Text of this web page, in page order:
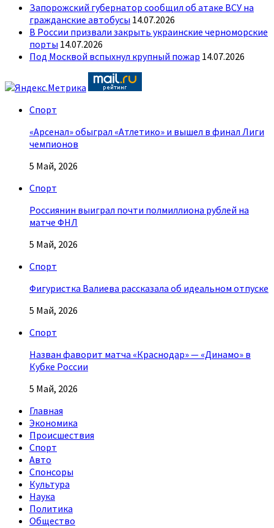
Запорожский губернатор сообщил об атаке ВСУ на
гражданские автобусы 14.07.2026
В России призвали закрыть украинские черноморские
порты 14.07.2026
Под Москвой вспыхнул крупный пожар 14.07.2026
Спорт
«Арсенал» обыграл «Атлетико» и вышел в финал Лиги
чемпионов
5 Май, 2026
Спорт
Россиянин выиграл почти полмиллиона рублей на
матче ФНЛ
5 Май, 2026
Спорт
Фигуристка Валиева рассказала об идеальном отпуске
5 Май, 2026
Спорт
Назван фаворит матча «Краснодар» — «Динамо» в
Кубке России
5 Май, 2026
Главная
Экономика
Происшествия
Спорт
Авто
Спонсоры
Культура
Наука
Политика
Общество